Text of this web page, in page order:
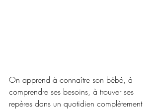
On apprend à connaître son bébé, à
comprendre ses besoins, à trouver ses
repères dans un quotidien complètement